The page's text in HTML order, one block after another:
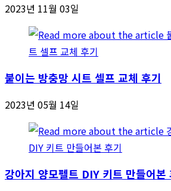
2023년 11월 03일
붙이는 방충망 시트 셀프 교체 후기
2023년 05월 14일
강아지 양모펠트 DIY 키트 만들어본